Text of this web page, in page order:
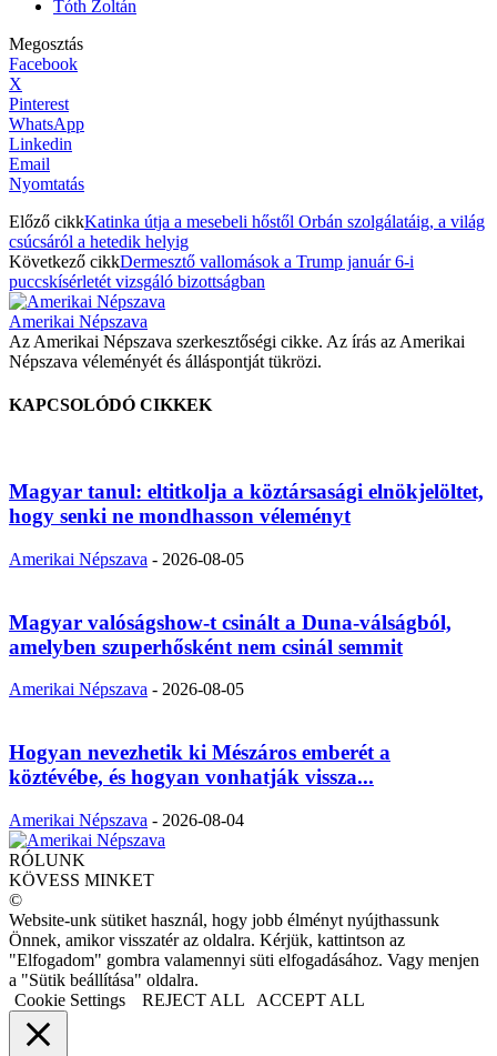
Tóth Zoltán
Megosztás
Facebook
X
Pinterest
WhatsApp
Linkedin
Email
Nyomtatás
Előző cikkKatinka útja a mesebeli hőstől Orbán szolgálatáig, a világ
csúcsáról a hetedik helyig
Következő cikkDermesztő vallomások a Trump január 6-i
puccskísérletét vizsgáló bizottságban
Amerikai Népszava
Az Amerikai Népszava szerkesztőségi cikke. Az írás az Amerikai
Népszava véleményét és álláspontját tükrözi.
KAPCSOLÓDÓ CIKKEK
Magyar tanul: eltitkolja a köztársasági elnökjelöltet,
hogy senki ne mondhasson véleményt
Amerikai Népszava - 2026-08-05
Magyar valóságshow-t csinált a Duna-válságból,
amelyben szuperhősként nem csinál semmit
Amerikai Népszava - 2026-08-05
Hogyan nevezhetik ki Mészáros emberét a
köztévébe, és hogyan vonhatják vissza...
Amerikai Népszava - 2026-08-04
RÓLUNK
KÖVESS MINKET
©
Website-unk sütiket használ, hogy jobb élményt nyújthassunk
Önnek, amikor visszatér az oldalra. Kérjük, kattintson az
"Elfogadom" gombra valamennyi süti elfogadásához. Vagy menjen
a "Sütik beállítása" oldalra.
Cookie Settings
REJECT ALL ACCEPT ALL